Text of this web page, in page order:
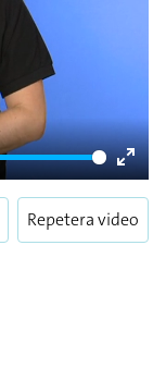
Enter
Repetera video